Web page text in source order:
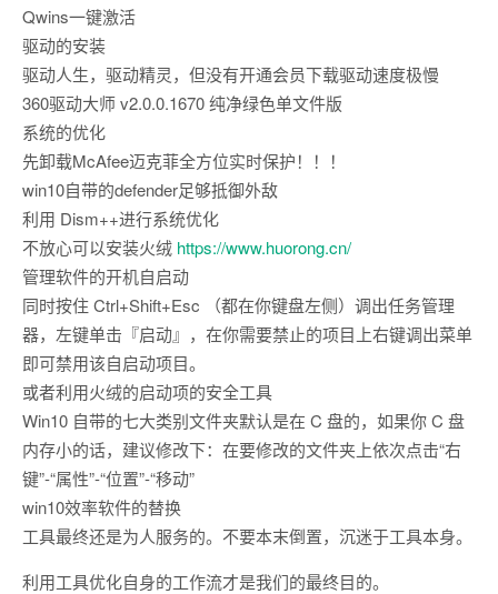
Qwins一键激活
驱动的安装
驱动人生，驱动精灵，但没有开通会员下载驱动速度极慢
360驱动大师 v2.0.0.1670 纯净绿色单文件版
系统的优化
先卸载McAfee迈克菲全方位实时保护！！！
win10自带的defender足够抵御外敌
利用 Dism++进行系统优化
不放心可以安装火绒 https://www.huorong.cn/
管理软件的开机自启动
同时按住 Ctrl+Shift+Esc （都在你键盘左侧）调出任务管理
器，左键单击『启动』，在你需要禁止的项目上右键调出菜单
即可禁用该自启动项目。
或者利用火绒的启动项的安全工具
Win10 自带的七大类别文件夹默认是在 C 盘的，如果你 C 盘
内存小的话，建议修改下：在要修改的文件夹上依次点击“右
键”-“属性”-“位置”-“移动”
win10效率软件的替换
工具最终还是为人服务的。不要本末倒置，沉迷于工具本身。
利用工具优化自身的工作流才是我们的最终目的。